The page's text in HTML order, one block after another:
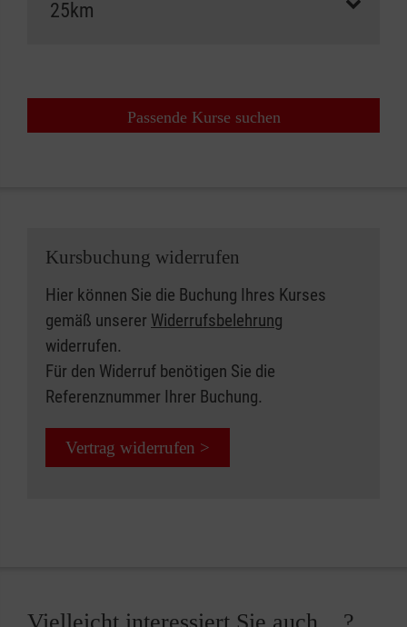
Passende Kurse suchen
Kursbuchung widerrufen
Hier können Sie die Buchung Ihres Kurses
gemäß unserer Widerrufsbelehrung
widerrufen.
Für den Widerruf benötigen Sie die
Referenznummer Ihrer Buchung.
Vertrag widerrufen >